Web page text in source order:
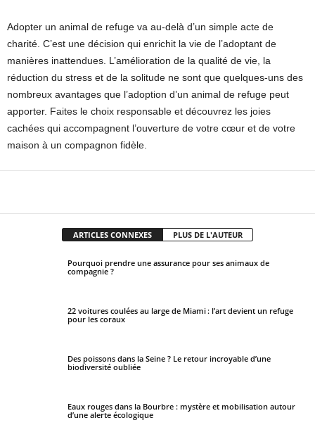
Adopter un animal de refuge va au-delà d’un simple acte de
charité. C’est une décision qui enrichit la vie de l’adoptant de
manières inattendues. L’amélioration de la qualité de vie, la
réduction du stress et de la solitude ne sont que quelques-uns des
nombreux avantages que l’adoption d’un animal de refuge peut
apporter. Faites le choix responsable et découvrez les joies
cachées qui accompagnent l’ouverture de votre cœur et de votre
maison à un compagnon fidèle.
ARTICLES CONNEXES PLUS DE L'AUTEUR
Pourquoi prendre une assurance pour ses animaux de
compagnie ?
22 voitures coulées au large de Miami : l’art devient un refuge
pour les coraux
Des poissons dans la Seine ? Le retour incroyable d’une
biodiversité oubliée
Eaux rouges dans la Bourbre : mystère et mobilisation autour
d’une alerte écologique